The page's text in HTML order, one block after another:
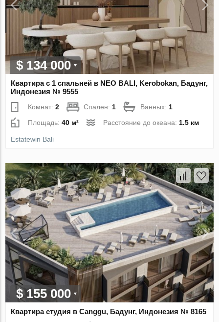
$ 134 000
Квартира с 1 спальней в NEO BALI, Kerobokan, Бадунг,
Индонезия № 9555
Комнат:2 Спален: 1 Ванных: 1
Площадь:40 м² Расстояние до океана: 1.5 км
Estatewin Bali
$ 155 000
Квартира студия в Canggu, Бадунг, Индонезия № 8165